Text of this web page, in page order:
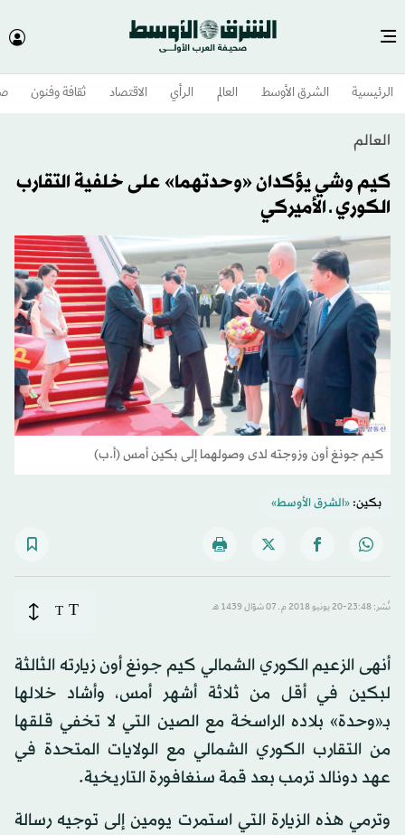
الرئيسية الشرق الأوسط​ العالم الرأي الاقتصاد ثقافة وفنون
العالم
كيم وشي يؤكدان «وحدتهما» على خلفية التقارب
الكوري ـ الأميركي
كيم جونغ أون وزوجته لدى وصولهما إلى بكين أمس (أ.ب)
بكين:«الشرق الأوسط»
نُشر: 23:48-20 يونيو 2018 م ـ 07 شوّال 1439 هـ T
T
أنهى الزعيم الكوري الشمالي كيم جونغ أون زيارته الثالثة
لبكين في أقل من ثلاثة أشهر أمس، وأشاد خلالها
بـ«وحدة» بلاده الراسخة مع الصين التي لا تخفي قلقها
من التقارب الكوري الشمالي مع الولايات المتحدة في
عهد دونالد ترمب بعد قمة سنغافورة التاريخية.
وترمي هذه الزيارة التي استمرت يومين إلى توجيه رسالة